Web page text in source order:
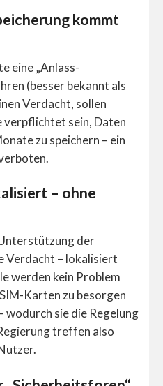
kommt
eine „Anlass-
(besser bekannt als
Verdacht, sollen
sein, Daten
zu speichern – ein
– ohne
der
Verdacht – lokalisiert
werden kein Problem
Karten zu besorgen
wodurch sie die Regelung
treffen also